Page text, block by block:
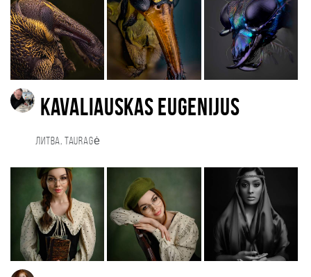
Kavaliauskas Eugenijus
Литва, Tauragė